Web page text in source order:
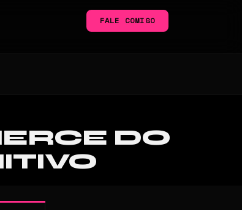
FALE COMIGO
DO